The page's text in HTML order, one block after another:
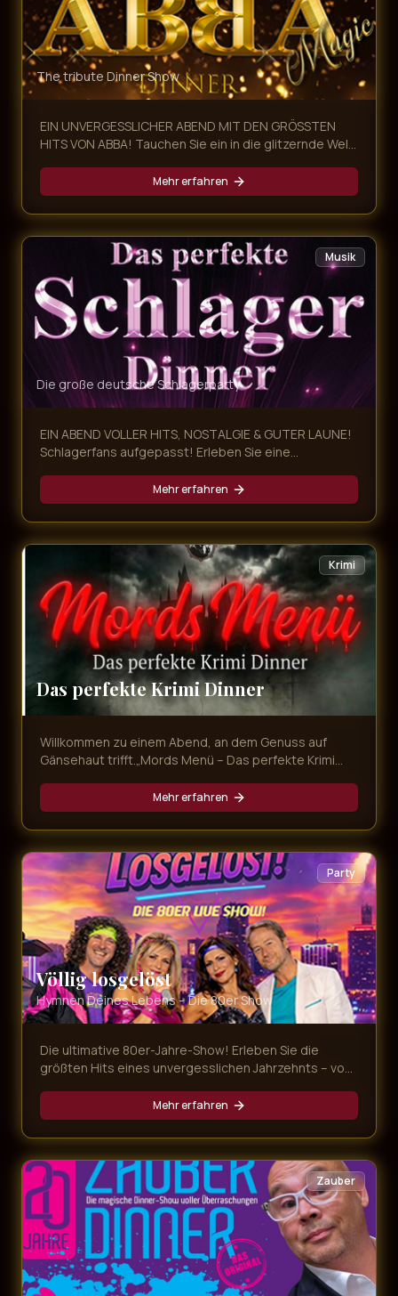
The tribute Dinner Show
EIN UNVERGESSLICHER ABEND MIT DEN GRÖSSTEN
HITS VON ABBA! Tauchen Sie ein in die glitzernde Welt
Show voller Nostalgie, Glamour und unvergesslicher
Musik! Unsere ABBA Dinner Show kombiniert ein
exklusives mehrgängiges Menü mit einer
atemberaubenden Live-Performance der größten
ABBA-Hits – ein Abend, der alle Sinne begeistert.
Mehr erfahren
Musik
Die große deutsche Schlagerparty
EIN ABEND VOLLER HITS, NOSTALGIE & GUTER LAUNE!
Schlagerfans aufgepasst! Erleben Sie eine
musikalische Zeitreise von den 60ern bis heute
mitnimmt. Freuen Sie sich auf unvergessliche
Evergreens, emotionale Balladen und Partykracher
von den größten Schlagerstars – live präsentiert in
exklusivem Ambiente und begleitet von einem
köstlichen Dinner!
Mehr erfahren
Krimi
Das perfekte Krimi Dinner
Willkommen zu einem Abend, an dem Genuss auf
Gänsehaut trifft.„Mords Menü – Das perfekte Krimi
interaktives Erlebnis voller Intrigen, Geheimnisse und
überraschender Wendungen. Während Sie ein
exquisites Mehr-Gänge-Menü genießen, entfaltet
sich direkt vor Ihren Augen ein packender Kriminalfall.
Mehr erfahren
Party
Völlig losgelöst
Hymnen Deines Lebens – Die 80er Show
Die ultimative 80er-Jahre-Show! Erleben Sie die
größten Hits eines unvergesslichen Jahrzehnts – von
Zeitreise in die Ära der Neonfarben und legendären
Popsongs.
Mehr erfahren
Zauber